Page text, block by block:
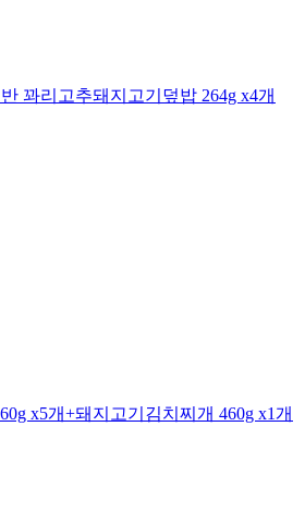
꽈리고추돼지고기덮밥 264g x4개
x5개+돼지고기김치찌개 460g x1개